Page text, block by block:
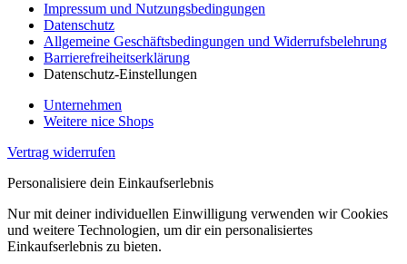
Impressum und Nutzungsbedingungen
Datenschutz
Allgemeine Geschäftsbedingungen und Widerrufsbelehrung
Barrierefreiheitserklärung
Datenschutz-Einstellungen
Unternehmen
Weitere nice Shops
Vertrag widerrufen
Personalisiere dein Einkaufserlebnis
Nur mit deiner individuellen Einwilligung verwenden wir Cookies
und weitere Technologien, um dir ein personalisiertes
Einkaufserlebnis zu bieten.